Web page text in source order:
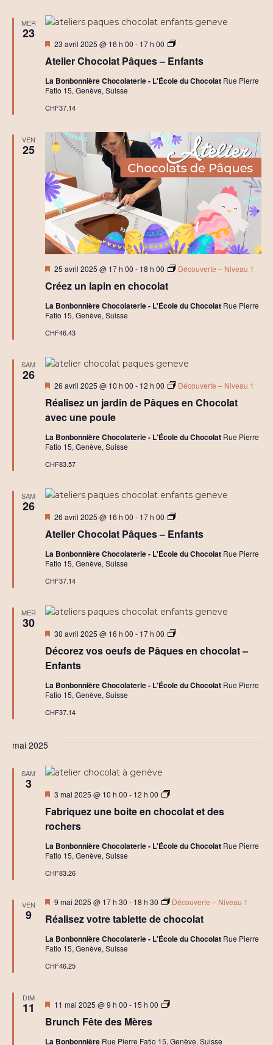
e
e
s
MER
23
Atelier Chocolat Pâques – Enfants
Mis
avant
23 avril 2025 @ 16 h 00 - 17 h 00
A
e
i
o
c
o
l
a
é
a
t
i
La Bonbonnière Chocolaterie - L'École du Chocolat Rue Pierre
Fatio 15, Genève, Suisse
CHF37.14
VEN
25
Créez un lapin en chocolat
Mis
avant
25 avril 2025 @ 17 h 00 - 18 h 00 Découverte – Niveau 1
La Bonbonnière Chocolaterie - L'École du Chocolat Rue Pierre
Fatio 15, Genève, Suisse
CHF46.43
SAM
26
Réalisez un jardin de Pâques en Chocolat
avec une poule
Mis
avant
26 avril 2025 @ 10 h 00 - 12 h 00 Découverte – Niveau 1
La Bonbonnière Chocolaterie - L'École du Chocolat Rue Pierre
Fatio 15, Genève, Suisse
CHF83.57
SAM
26
Atelier Chocolat Pâques – Enfants
Mis
avant
26 avril 2025 @ 16 h 00 - 17 h 00
A
e
i
o
o
a
r
La Bonbonnière Chocolaterie - L'École du Chocolat Rue Pierre
Fatio 15, Genève, Suisse
CHF37.14
MER
30
Décorez vos oeufs de Pâques en chocolat –
Enfants
Mis
avant
30 avril 2025 @ 16 h 00 - 17 h 00
A
e
e
r
c
é
a
f
La Bonbonnière Chocolaterie - L'École du Chocolat Rue Pierre
Fatio 15, Genève, Suisse
CHF37.14
mai 2025
SAM
3
Fabriquez une boite en chocolat et des
rochers
Mis
avant
3 mai 2025 @ 10 h 00 - 12 h 00
A
e
e
r
t
C
o
e
t
c
La Bonbonnière Chocolaterie - L'École du Chocolat Rue Pierre
Fatio 15, Genève, Suisse
CHF83.26
VEN
9 Réalisez votre tablette de chocolat
Mis
avant
9 mai 2025 @ 17 h 30 - 18 h 30 Découverte – Niveau 1
La Bonbonnière Chocolaterie - L'École du Chocolat Rue Pierre
Fatio 15, Genève, Suisse
CHF46.25
DIM
11
Brunch Fête des Mères
Mis
avant
11 mai 2025 @ 9 h 00 - 15 h 00
P
é
La Bonbonnière Rue Pierre Fatio 15, Genève, Suisse